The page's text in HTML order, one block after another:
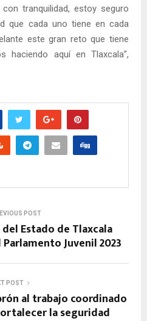
tranquilidad, estoy seguro
que cada uno tiene en cada
este gran reto que tiene
haciendo aquí en Tlaxcala”,
POST
Estado de Tlaxcala
Juvenil 2023
POST
al trabajo coordinado
la seguridad